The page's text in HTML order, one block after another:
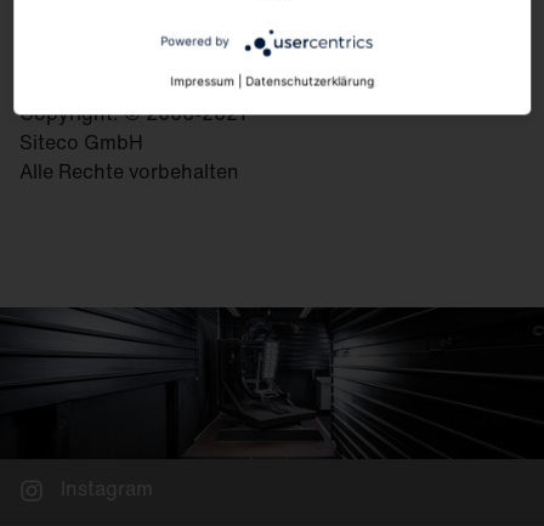
Copyright: © 2006-2021
Siteco GmbH
Alle Rechte vorbehalten
Instagram
Powered by
Impressum | Datenschutzerklärung